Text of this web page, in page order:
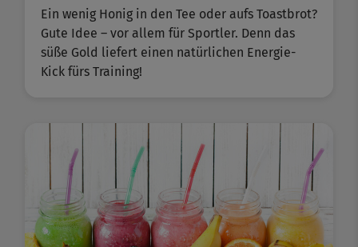
Ein wenig Honig in den Tee oder aufs Toastbrot?
Gute Idee – vor allem für Sportler. Denn das
süße Gold liefert einen natürlichen Energie-
Kick fürs Training!